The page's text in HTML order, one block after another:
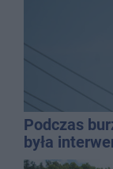
Podczas
była